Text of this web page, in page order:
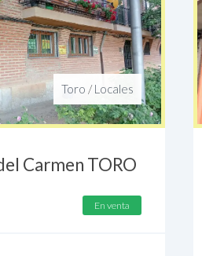
Toro /Locales
Carmen TORO
En venta